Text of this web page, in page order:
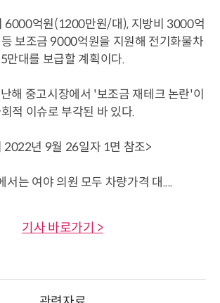
6000억원(1200만원/대), 지방비 3000억
보조금 9000억원을 지원해 전기화물차
5만대를 보급할 계획이다.
해 중고시장에서 '보조금 재테크 논란'이
적 이슈로 부각된 바 있다.
2022년 9월 26일자 1면 참조>
서는 여야 의원 모두 차량가격 대....
기사 바로가기 >